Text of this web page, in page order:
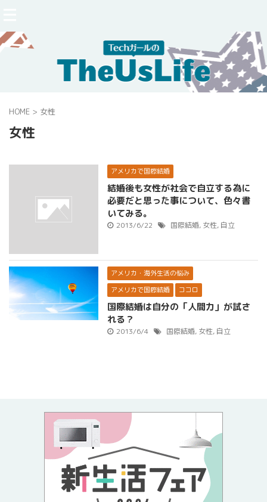
HOME > 女性
女性
アメリカで国際結婚
結婚後も女性が社会で自立する為に
必要だと思った事について、色々書
いてみる。
2013/6/22 国際結婚, 女性, 自立
アメリカ・海外生活の悩み
アメリカで国際結婚
ココロ
国際結婚は自分の「人間力」が試さ
れる？
2013/6/4 国際結婚, 女性, 自立